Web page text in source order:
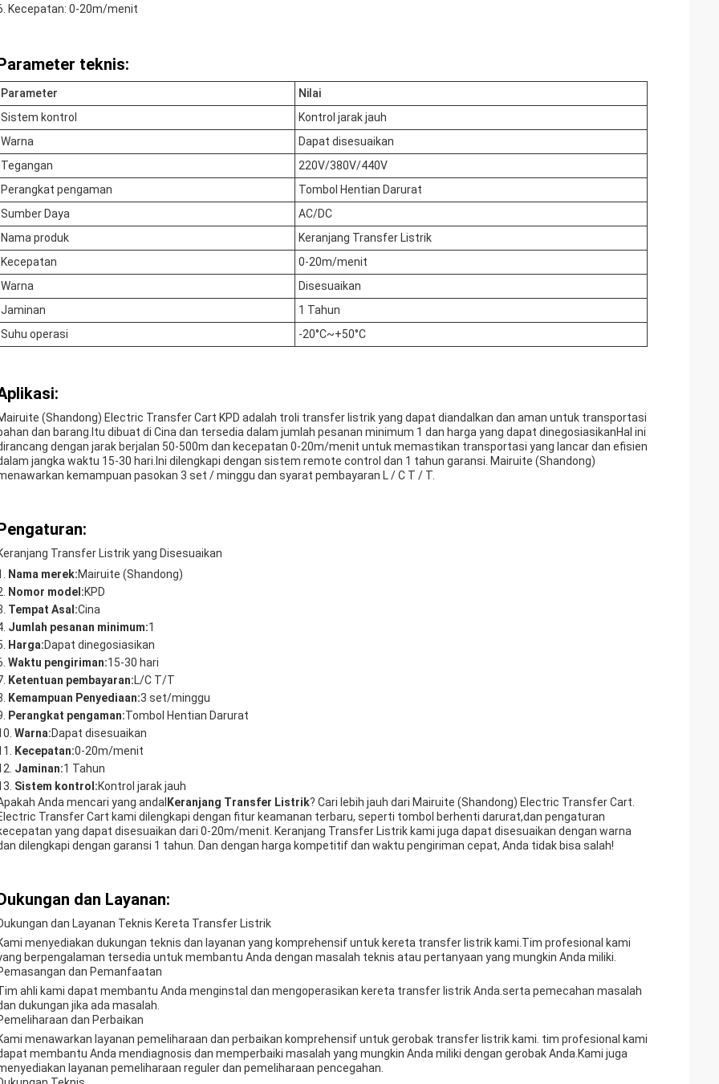
Kecepatan: 0-20m/menit
teknis:
Parameter
Nilai
Sistem kontrol
Kontrol jarak jauh
Warna
Dapat disesuaikan
Tegangan
220V/380V/440V
Perangkat pengaman
Tombol Hentian Darurat
Sumber Daya
AC/DC
Nama produk
Keranjang Transfer Listrik
Kecepatan
0-20m/menit
Warna
Disesuaikan
Jaminan
1 Tahun
Suhu operasi
-20°C~+50°C
(Shandong) Electric Transfer Cart KPD adalah troli transfer listrik yang dapat diandalkan dan aman untuk transportasi
dan barang.Itu dibuat di Cina dan tersedia dalam jumlah pesanan minimum 1 dan harga yang dapat dinegosiasikanHal ini
dengan jarak berjalan 50-500m dan kecepatan 0-20m/menit untuk memastikan transportasi yang lancar dan efisien
jangka waktu 15-30 hari.Ini dilengkapi dengan sistem remote control dan 1 tahun garansi. Mairuite (Shandong)
kemampuan pasokan 3 set / minggu dan syarat pembayaran L / C T / T.
Transfer Listrik yang Disesuaikan
Nama merek:Mairuite (Shandong)
Nomor model:KPD
Tempat Asal:Cina
Jumlah pesanan minimum:1
Harga:Dapat dinegosiasikan
Waktu pengiriman:15-30 hari
Ketentuan pembayaran:L/C T/T
Kemampuan Penyediaan:3 set/minggu
Perangkat pengaman:Tombol Hentian Darurat
Warna:Dapat disesuaikan
Kecepatan:0-20m/menit
Jaminan:1 Tahun
Sistem kontrol:Kontrol jarak jauh
Anda mencari yang andal Keranjang Transfer Listrik? Cari lebih jauh dari Mairuite (Shandong) Electric Transfer Cart.
Transfer Cart kami dilengkapi dengan fitur keamanan terbaru, seperti tombol berhenti darurat,dan pengaturan
yang dapat disesuaikan dari 0-20m/menit. Keranjang Transfer Listrik kami juga dapat disesuaikan dengan warna
dilengkapi dengan garansi 1 tahun. Dan dengan harga kompetitif dan waktu pengiriman cepat, Anda tidak bisa salah!
dan Layanan:
dan Layanan Teknis Kereta Transfer Listrik
menyediakan dukungan teknis dan layanan yang komprehensif untuk kereta transfer listrik kami.Tim profesional kami
berpengalaman tersedia untuk membantu Anda dengan masalah teknis atau pertanyaan yang mungkin Anda miliki.
dan Pemanfaatan
ahli kami dapat membantu Anda menginstal dan mengoperasikan kereta transfer listrik Anda.serta pemecahan masalah
dukungan jika ada masalah.
dan Perbaikan
menawarkan layanan pemeliharaan dan perbaikan komprehensif untuk gerobak transfer listrik kami. tim profesional kami
membantu Anda mendiagnosis dan memperbaiki masalah yang mungkin Anda miliki dengan gerobak Anda.Kami juga
layanan pemeliharaan reguler dan pemeliharaan pencegahan.